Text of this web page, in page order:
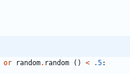
or random. random ( ) < .5: